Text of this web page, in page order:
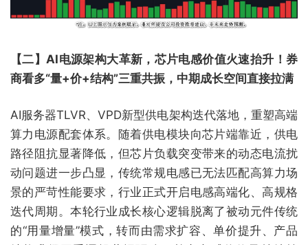
【二】AI电源架构大革新，芯片电感价值火速抬升！券
商看多“量+价+结构”三重共振，中期成长空间直接拉满
AI服务器TLVR、VPD新型供电架构迭代落地，重塑高端
算力电源配套体系。随着供电模块向芯片端靠近，供电
路径阻抗显著降低，但芯片负载突变带来的动态电流扰
动问题进一步凸显，传统常规电感已无法匹配高算力场
景的严苛性能要求，行业正式开启电感高端化、高规格
迭代周期。本轮行业成长核心逻辑脱离了被动元件传统
的“用量增量”模式，转而由需求扩容、单价提升、产品